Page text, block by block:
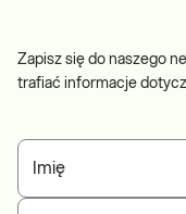
Zapisz się do naszego
trafiać informacje
Imię